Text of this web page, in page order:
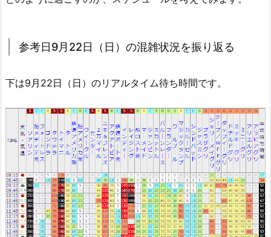
参考日9月22日（日）の混雑状況を振り返る
下は9月22日（日）のリアルタイム待ち時間です。